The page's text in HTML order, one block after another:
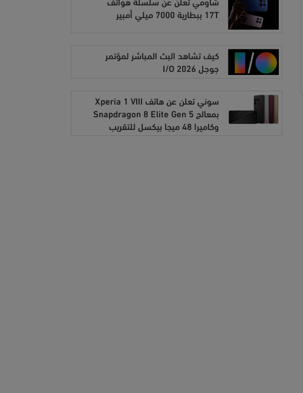
17T ببطارية 7000 ميلي أمبير
كيف تشاهد البث المباشر لمؤتمر
جوجل I/O 2026
سوني تعلن عن هاتف Xperia 1 VIII
بمعالج Snapdragon 8 Elite Gen 5
وكاميرا 48 ميجا بيكسل للتقريب